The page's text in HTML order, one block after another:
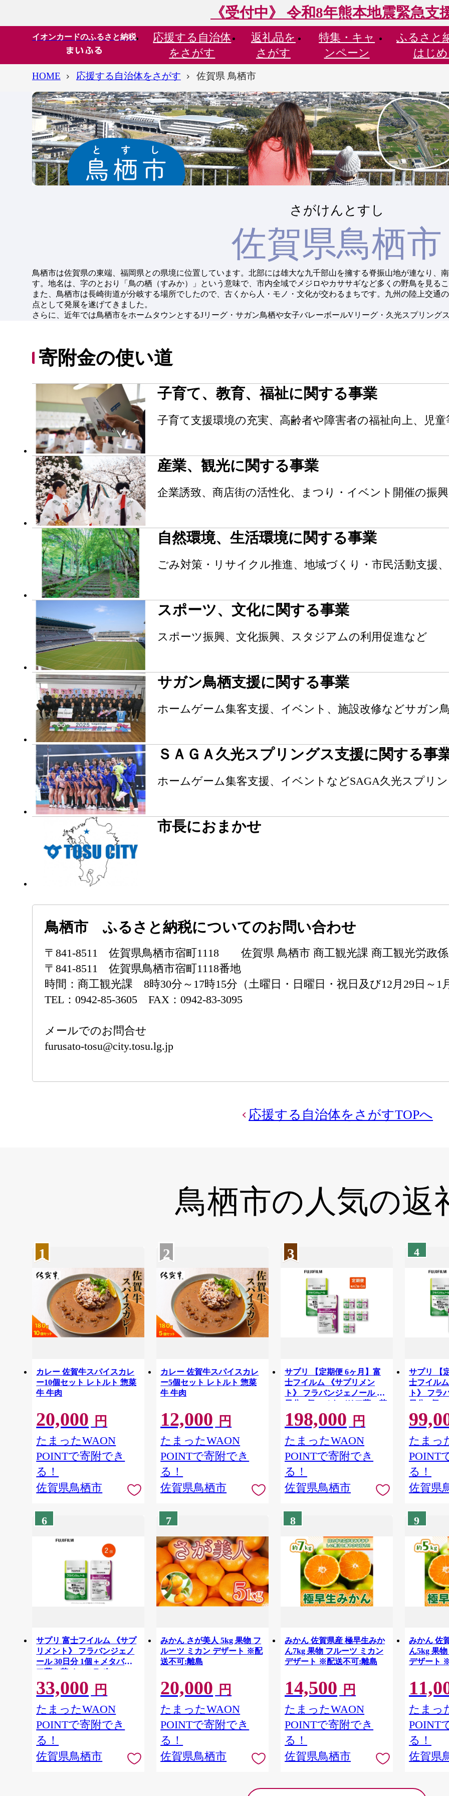
《受付中》 令和8年熊本地震緊急支
イオンカードのふるさと納税 応援する 自治体
をさがす
返礼品を
さがす
特集・ キャ
ンペーン
ふるさと
はじ
HOME 応援する自治体をさがす 佐賀県 鳥栖市
さがけんとすし
佐賀県鳥栖市
鳥栖市は佐賀県の東端、福岡県との県境に位置しています。北部には雄大な九千部山を擁する脊振山地が連なり、
す。地名は、字のとおり「鳥の栖（すみか）」という意味で、市内全域でメジロやカササギなど多くの野鳥を見る
また、鳥栖市は長崎街道が分岐する場所でしたので、古くから人・モノ・文化が交わるまちです。九州の陸上交通
点として発展を遂げてきました。
さらに、近年では鳥栖市をホームタウンとするJリーグ・サガン鳥栖や女子バレーボールVリーグ・久光スプリング
寄附金の使い道
子育て、教育、福祉に関する事業
子育て支援環境の充実、高齢者や障害者の福祉向上、児
産業、観光に関する事業
企業誘致、商店街の活性化、まつり・イベント開催の振
自然環境、生活環境に関する事業
ごみ対策・リサイクル推進、地域づくり・市民活動支援
スポーツ、文化に関する事業
スポーツ振興、文化振興、スタジアムの利用促進など
サガン鳥栖支援に関する事業
ホームゲーム集客支援、イベント、施設改修などサガン
ＳＡＧＡ久光スプリングス支援に関する事
ホームゲーム集客支援、イベントなどSAGA久光スプリ
市長におまかせ
鳥栖市 ふるさと納税についてのお問い合わせ
〒841-8511 佐賀県鳥栖市宿町1118 佐賀県 鳥栖市 商工観光課 商工観光労政係
〒841-8511 佐賀県鳥栖市宿町1118番地
時間：商工観光課 8時30分～17時15分（土曜日・日曜日・祝日及び12月29日～1
TEL：0942-85-3605 FAX：0942-83-3095
メールでのお問合せ
furusato-tosu@city.tosu.lg.jp
応援する自治体をさがすTOPへ
鳥栖市の 人気の返
1
カレー 佐賀牛スパイスカレ
ー10個セット レトルト 惣菜
牛 牛肉
20,000 円
たまったWAON
POINTで寄附でき
る！
佐賀県鳥栖市
2
カレー 佐賀牛スパイスカレ
ー5個セット レトルト 惣菜
牛 牛肉
12,000 円
たまったWAON
POINTで寄附でき
る！
佐賀県鳥栖市
3
サプリ 【定期便 6ヶ月】富
士フイルム 《サプリメン
ト》 フラバンジェノール 30
日分 1個＋メタバリア葛の花
イソフラボンEX 30日分 1個
セット 機能性表示食品 コレ
ステロール メタバリア イソ
フラボン 健康
198,000 円
たまったWAON
POINTで寄附でき
る！
佐賀県鳥栖市
4
サプリ 【
士フイル
ト》 フラ
日分 1個
イソフラ
セット 機
ステロー
フラボン
たまっ
POINT
る！
佐賀県
6
サプリ 富士フイルム 《サプ
リメント》 フラバンジェノ
ール 30日分 1個＋メタバリ
ア葛の花イソフラボンEX 30
日分 1個セット 機能性表示
食品 コレステロール メタバ
リア イソフラボン 健康
33,000 円
たまったWAON
POINTで寄附でき
る！
佐賀県鳥栖市
7
みかん さが美人 5kg 果物 フ
ルーツ ミカン デザート ※配
送不可:離島
20,000 円
たまったWAON
POINTで寄附でき
る！
佐賀県鳥栖市
8
みかん 佐賀県産 極早生みか
ん7kg 果物 フルーツ ミカン
デザート ※配送不可:離島
14,500 円
たまったWAON
POINTで寄附でき
る！
佐賀県鳥栖市
9
みかん 佐
ん5kg 果
デザート
たまっ
POINT
る！
佐賀県